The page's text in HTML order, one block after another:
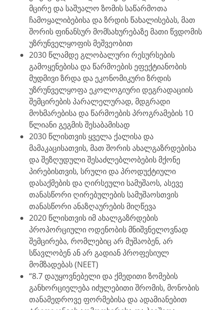
მცირე და საშუალო ზომის საწარმოთა
ჩამოყალიბებისა და ზრდის წახალისებას, მათ
შორის ფინანსურ მომსახურებაზე მათი წვდომის
უზრუნველყოფის მეშვეობით
2030 წლამდე გლობალური რესურსების
გამოყენებისა და წარმოების ეფექტიანობის
მუდმივი ზრდა და ეკონომიკური ზრდის
უზრუნველყოფა ეკოლოგიური დეგრადაციის
შემცირების პარალელურად, მდგრადი
მოხმარებისა და წარმოების პროგრამების 10
წლიანი გეგმის შესაბამისად
2030 წლისთვის ყველა ქალისა და
მამაკაცისათვის, მათ შორის ახალგაზრდებისა
და შეზღუდული შესაძლებლობების მქონე
პირებისთვის, სრული და პროდუქტიული
დასაქმების და ღირსეული სამუშაოს, ასევე
თანასწორი ღირებულების სამუშაოსთვის
თანასწორი ანაზღაურების მიღწევა
2020 წლისთვის იმ ახალგაზრდების
პროპორციული ოდენობის მნიშვნელოვნად
შემცირება, რომლებიც არ მუშაობენ, არ
სწავლობენ ან არ გადიან პროფესიულ
მომზადებას (NEET)
“8.7 დაუყოვნებელი და ქმედითი ზომების
განხორციელება იძულებითი შრომის, მონობის
თანამედროვე ფორმებისა და ადამიანებით